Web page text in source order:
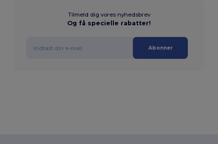
Tilmeld dig vores nyhedsbrev
Og få specielle rabatter!
Abonner